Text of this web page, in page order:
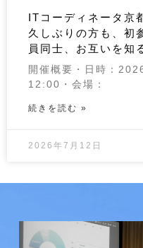
ITコーディネータ京
久しぶりの方も、初
員同士、お互いを知
開催概要・日時：
12:00・会場：
続きを読む »
2026年7月12日